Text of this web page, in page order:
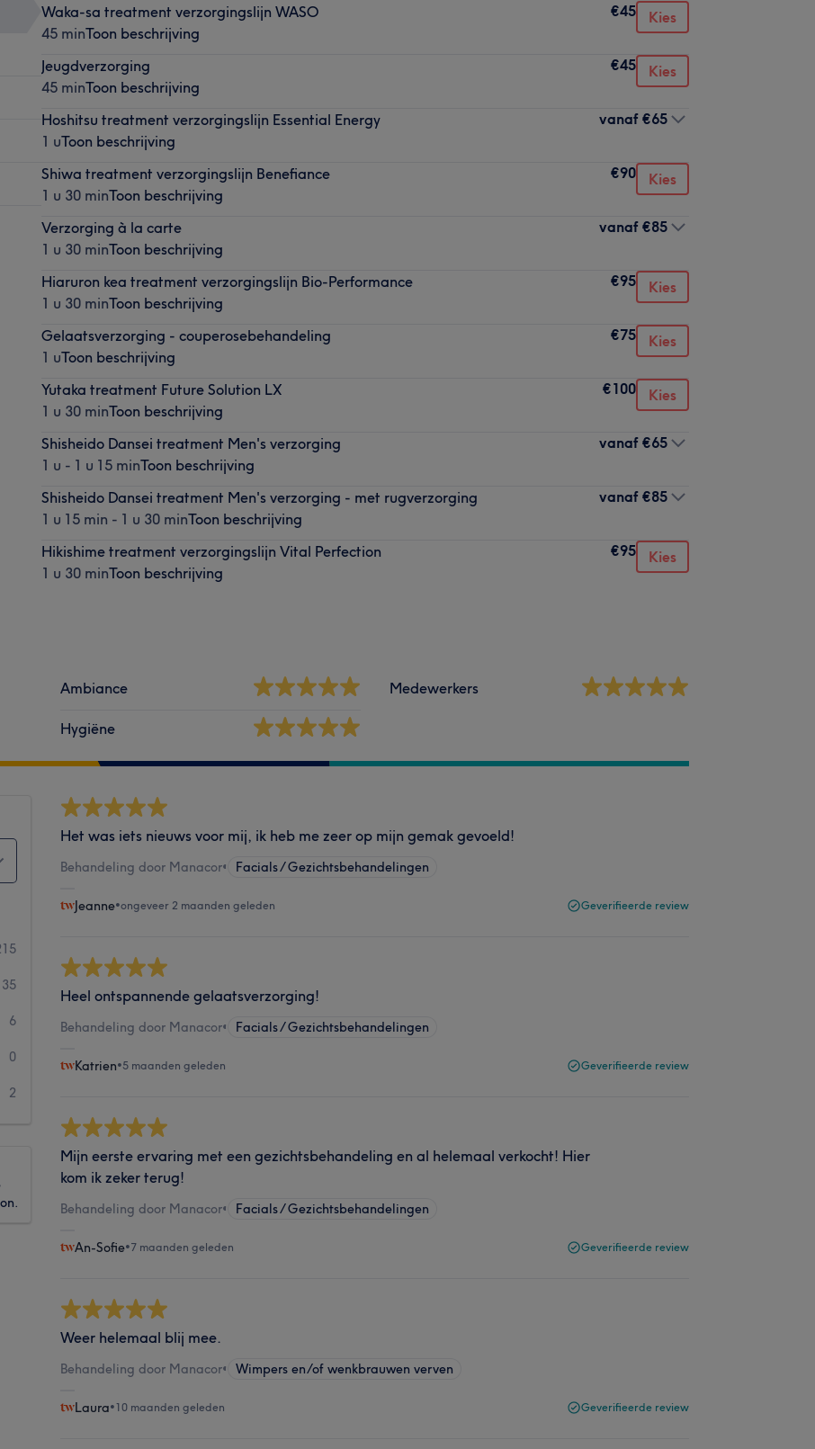
Waka-sa treatment verzorgingslijn WASO
45 minToon beschrijving
€45 Kies
Jeugdverzorging
45 minToon beschrijving
€45 Kies
Hoshitsu treatment verzorgingslijn Essential Energy
1 uToon beschrijving
vanaf €65
Shiwa treatment verzorgingslijn Benefiance
1 u 30 minToon beschrijving
€90 Kies
Verzorging à la carte
1 u 30 minToon beschrijving
vanaf €85
Hiaruron kea treatment verzorgingslijn Bio-Performance
1 u 30 minToon beschrijving
€95 Kies
Gelaatsverzorging - couperosebehandeling
1 uToon beschrijving
€75 Kies
Yutaka treatment Future Solution LX
1 u 30 minToon beschrijving
€100 Kies
Shisheido Dansei treatment Men's verzorging
1 u - 1 u 15 minToon beschrijving
vanaf €65
Shisheido Dansei treatment Men's verzorging - met rugverzorging
1 u 15 min - 1 u 30 minToon beschrijving
vanaf €85
Hikishime treatment verzorgingslijn Vital Perfection
1 u 30 minToon beschrijving
€95 Kies
Ambiance
Hygiëne
Medewerkers
35
6
0
2
Het was iets nieuws voor mij, ik heb me zeer op mijn gemak gevoeld!
Behandeling door Manacor• Facials / Gezichtsbehandelingen
Jeanne•ongeveer 2 maanden geleden Geverifieerde review
Heel ontspannende gelaatsverzorging!
Behandeling door Manacor• Facials / Gezichtsbehandelingen
Katrien•5 maanden geleden Geverifieerde review
Mijn eerste ervaring met een gezichtsbehandeling en al helemaal verkocht! Hier
kom ik zeker terug!
Behandeling door Manacor• Facials / Gezichtsbehandelingen
An-Sofie•7 maanden geleden Geverifieerde review
Weer helemaal blij mee.
Behandeling door Manacor• Wimpers en/of wenkbrauwen verven
Laura•10 maanden geleden Geverifieerde review